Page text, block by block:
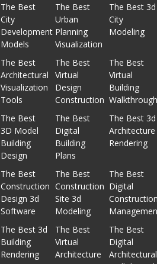
The Best
City
Development
Models
The Best
Urban
Planning
Visualization
The Best 3d
City
Modeling
The Best
Architectural
Visualization
Tools
The Best
Virtual
Design
Construction
The Best
Virtual
Building
The Best
3D Model
Building
Design
The Best
Digital
Building
Plans
The Best 3d
Architecture
Rendering
The Best
Construction
Design 3d
Software
The Best
Construction
Site 3d
Modeling
The Best
Digital
The Best 3d
Building
Rendering
The Best
Virtual
Architecture
The Best
Digital
Architectural